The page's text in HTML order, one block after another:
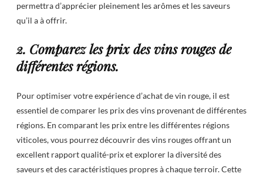
permettra d’apprécier pleinement les arômes et les saveurs
qu’il a à offrir.
2. Comparez les prix des vins rouges de
différentes régions.
Pour optimiser votre expérience d’achat de vin rouge, il est
essentiel de comparer les prix des vins provenant de différentes
régions. En comparant les prix entre les différentes régions
viticoles, vous pourrez découvrir des vins rouges offrant un
excellent rapport qualité-prix et explorer la diversité des
saveurs et des caractéristiques propres à chaque terroir. Cette